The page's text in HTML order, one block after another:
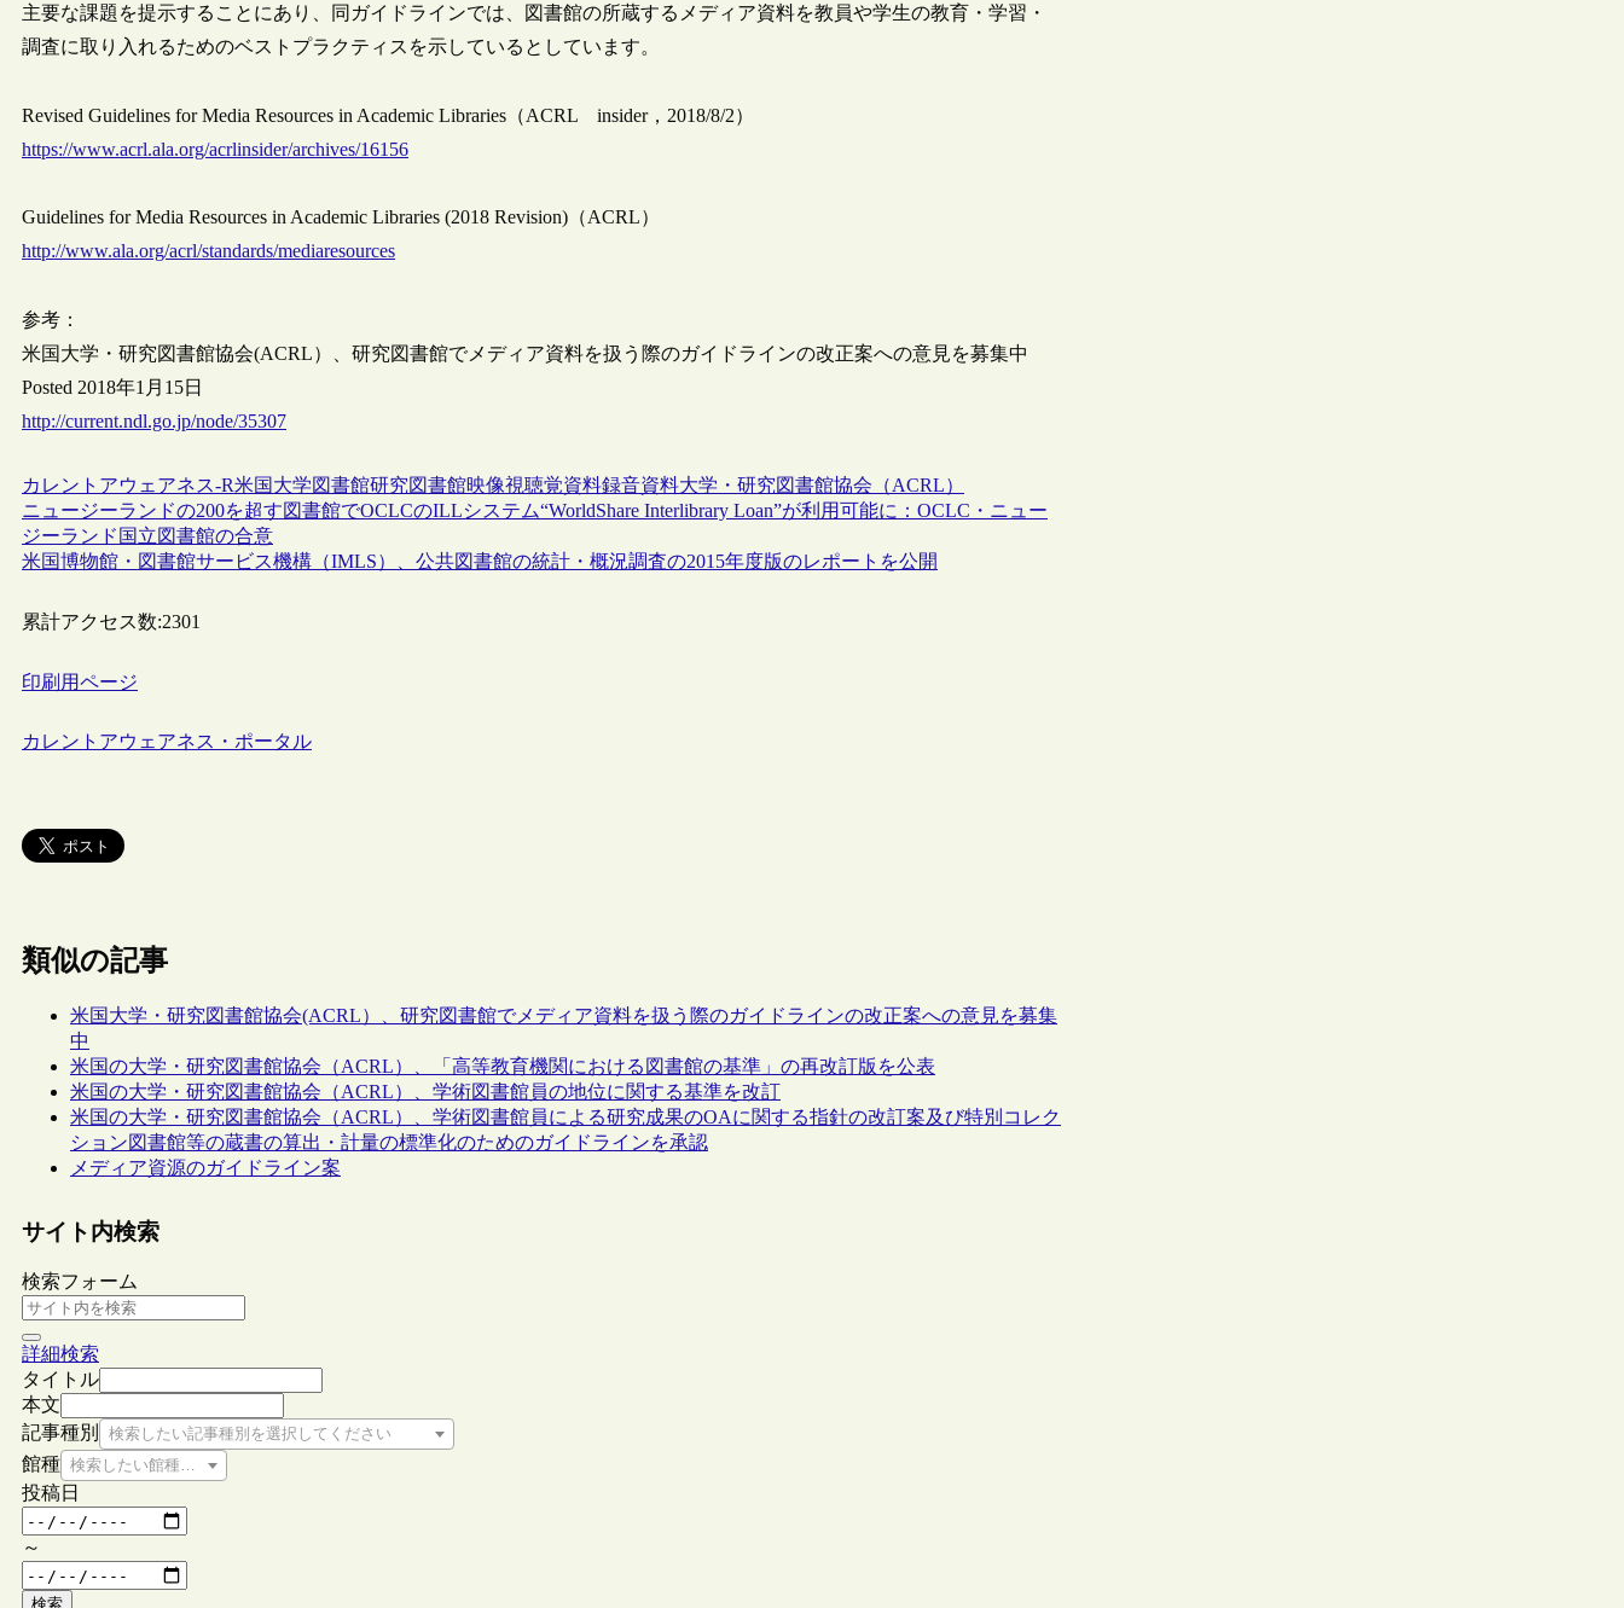
主要な課題を提示することにあり、同ガイドラインでは、図書館の所蔵するメディア資料を教員や学生の教育・学習・
調査に取り入れるためのベストプラクティスを示しているとしています。
Revised Guidelines for Media Resources in Academic Libraries（ACRL insider，2018/8/2）
https://www.acrl.ala.org/acrlinsider/archives/16156
Guidelines for Media Resources in Academic Libraries (2018 Revision)（ACRL）
http://www.ala.org/acrl/standards/mediaresources
参考：
米国大学・研究図書館協会(ACRL）、研究図書館でメディア資料を扱う際のガイドラインの改正案への意見を募集中
Posted 2018年1月15日
http://current.ndl.go.jp/node/35307
カレントアウェアネス-R米国 大学図書館研究図書館映像視聴覚資料録音資料大学・研究図書館協会（ACRL）
ニュージーランドの200を超す図書館でOCLCのILLシステム“WorldShare Interlibrary Loan”が利用可能に：OCLC・ニュー
ジーランド国立図書館の合意
米国博物館・図書館サービス機構（IMLS）、公共図書館の統計・概況調査の2015年度版のレポートを公開
累計アクセス数:2301
印刷用ページ
カレントアウェアネス・ポータル
類似の記事
米国大学・研究図書館協会(ACRL）、研究図書館でメディア資料を扱う際のガイドラインの改正案への意見を募集
中
米国の大学・研究図書館協会（ACRL）、「高等教育機関における図書館の基準」の再改訂版を公表
米国の大学・研究図書館協会（ACRL）、学術図書館員の地位に関する基準を改訂
米国の大学・研究図書館協会（ACRL）、学術図書館員による研究成果のOAに関する指針の改訂案及び特別コレク
ション図書館等の蔵書の算出・計量の標準化のためのガイドラインを承認
メディア資源のガイドライン案
サイト内検索
検索フォーム
詳細検索
タイトル
本文
記事種別
検索したい記事種別を選択してください
館種 検索したい館種を選択してください
投稿日
～
検索